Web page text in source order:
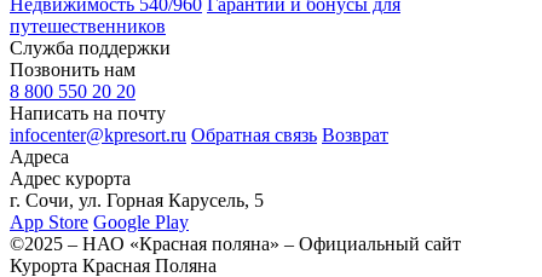
путешественников
Служба поддержки
Позвонить нам
8 800 550 20 20
Написать на почту
infocenter@kpresort.ru Обратная связь Возврат
Адреса
Адрес курорта
г. Сочи, ул. Горная Карусель, 5
App Store Google Play
©2025 – НАО «Красная поляна» – Официальный сайт
Курорта Красная Поляна